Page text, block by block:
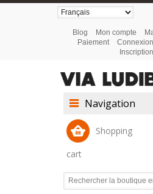
Blog Mon compte
Paiement
Connexion
Inscription
Navigation
Shopping
cart